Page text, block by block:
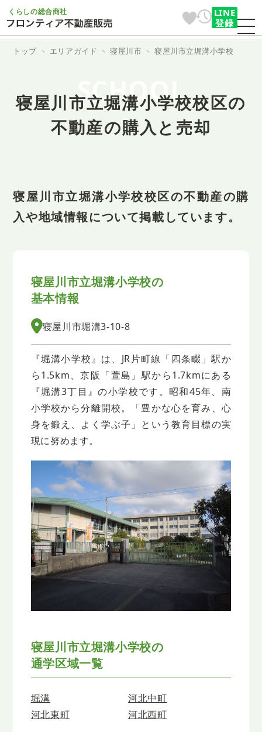
くらしの総合商社
LINE
登録
トップ エリアガイド 寝屋川市 寝屋川市立堀溝小学校
SCHOOL
寝屋川市立堀溝小学校校区の
不動産の購入と売却
寝屋川市立堀溝小学校校区の不動産の購
入や地域情報について掲載しています。
寝屋川市立堀溝小学校の
基本情報
寝屋川市堀溝3-10-8
『堀溝小学校』は、JR片町線「四条畷」駅か
ら1.5km、京阪「萱島」駅から1.7kmにある
『堀溝3丁目』の小学校です。昭和45年、南
小学校から分離開校。「豊かな心を育み、心
身を鍛え、よく学ぶ子」という教育目標の実
現に努めます。
寝屋川市立堀溝小学校の
通学区域一覧
堀溝
河北中町
河北東町
河北西町